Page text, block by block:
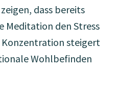
dass bereits
Meditation den Stress
Konzentration steigert
Wohlbefinden